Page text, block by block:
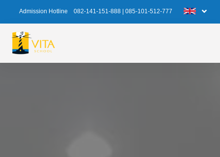
Admission Hotline 082-141-151-888 085-101-512-777